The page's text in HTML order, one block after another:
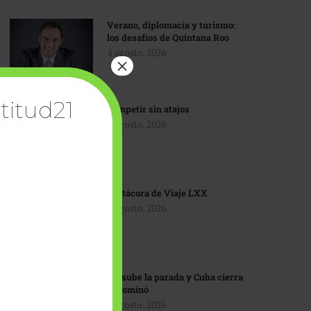
Verano, diplomacia y turismo:
los desafíos de Quintana Roo
4 agosto, 2026
Competir sin atajos
4 agosto, 2026
Bitácora de Viaje LXX
3 agosto, 2026
EU sube la parada y Cuba cierra
el dominó
3 agosto, 2026
×